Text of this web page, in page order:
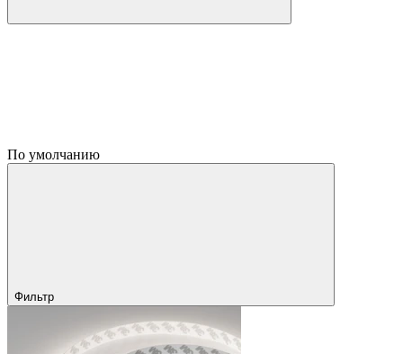
По умолчанию
Фильтр